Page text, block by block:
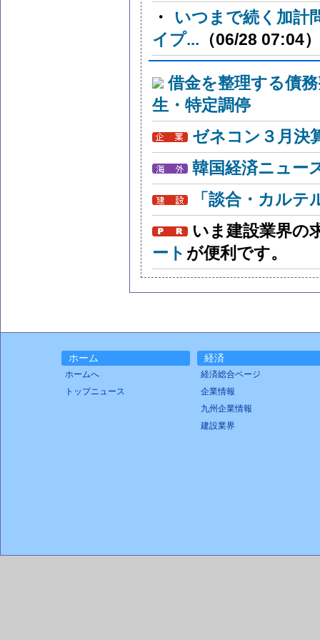
・
いつまで続く加
イプ... （06/28 07:04）
借金を整理する債
生・特定調停
ゼネコン３月決
韓国経済ニュー
「談合・カル
いま建設業界の
ート が便利です。
ホーム
ホームへ
トップニュース
経済
経済総合ページ
企業情報
九州企業情報
建設業界